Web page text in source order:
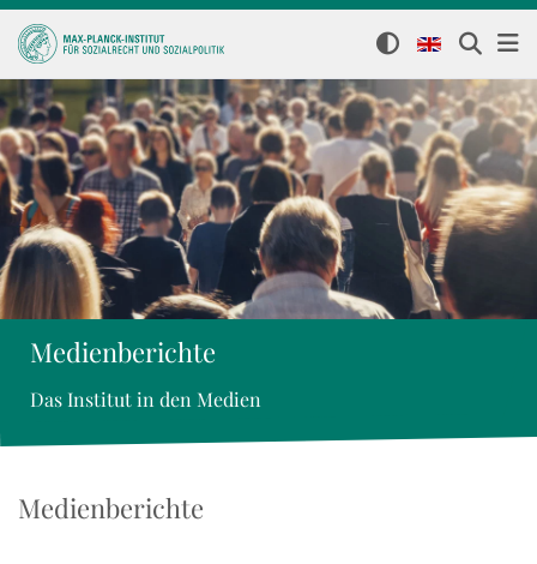
Medienberichte
Das Institut in den Medien
Medienberichte